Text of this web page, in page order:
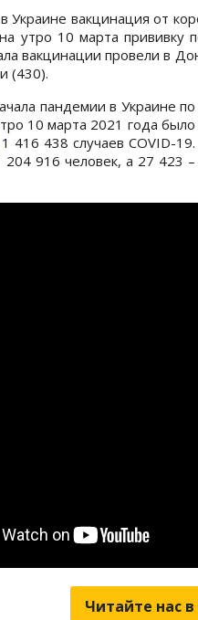
Украине вакцинация от
утро 10 марта прививку
вакцинации провели в
(430).
пандемии в Украине по
10 марта 2021 года было
1 416 438 случаев СOVID-19.
916 человек, а 27 423 –
Читайте нас